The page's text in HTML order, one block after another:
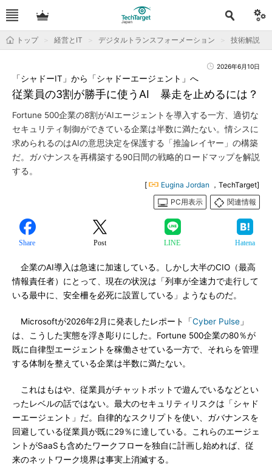
トップ 経営とIT デジタルトランスフォーメーション 技術解説
2026年6月10日
従業員の3割が勝手に使うAI 暴走を止めるには？
「シャドーIT」から「シャドーエージェント」へ
Fortune 500企業の8割がAIエージェントを導入する一方、適切な
セキュリティ制御ができている企業は半数に満たない。情シスに
求められるのはAIの意思決定を保護する「推論レイヤー」の構築
だ。ガバナンスを再構築する90日間の戦略的ロードマップを解説
する。
[ Eugina Jordan ，TechTarget]
PC用表示
関連情報
Share Post LINE Hatena
企業のAI導入は急速に加速している。しかし大半のCIO（最高
情報責任者）にとって、現在の状況は「列車が全速力で走行して
いる最中に、安全柵を必死に設置している」ようなものだ。
Microsoftが2026年2月に発表したレポート「Cyber Pulse 」
は、こうした実態を浮き彫りにした。Fortune 500企業の80％が
既に自律型エージェントを稼働させている一方で、それらを管理
する体制を整えている企業は半数に満たない。
これはもはや、従業員がチャットボットで遊んでいるなどとい
ったレベルの話ではない。最大のセキュリティリスクは「シャド
ーエージェント」だ。自律的なスクリプトを使い、ガバナンスを
回避している従業員が既に29％に達している。これらのエージェ
ントがSaaSも含めたワークフローを独自に計画し始めれば、従
来のネットワーク境界は事実上消滅する。